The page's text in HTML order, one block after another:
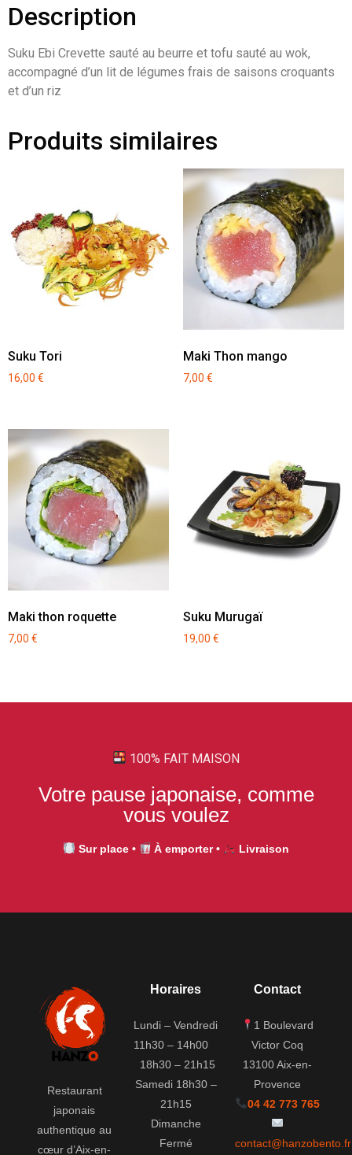
Description
Suku Ebi Crevette sauté au beurre et tofu sauté au wok,
accompagné d’un lit de légumes frais de saisons croquants
et d’un riz
Produits similaires
Suku Tori
16,00 €
Maki Thon mango
7,00 €
Maki thon roquette
7,00 €
Suku Murugaï
19,00 €
100% FAIT MAISON
Votre pause japonaise, comme
vous voulez
Sur place • À emporter • Livraison
Restaurant
japonais
authentique au
cœur d’Aix-en-
Horaires
Lundi – Vendredi
11h30 – 14h00
18h30 – 21h15
Samedi18h30 –
21h15
Dimanche
Fermé
Contact
1 Boulevard
Victor Coq
13100 Aix-en-
Provence
04 42 773 765
contact@hanzobento.fr